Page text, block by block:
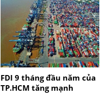
FDI 9 tháng đầu năm của
TP.HCM tăng mạnh